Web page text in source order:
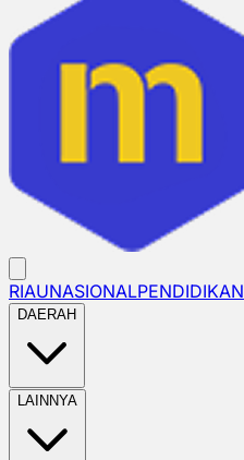
RIAUNASIONALPENDIDIKAN
DAERAH
LAINNYA